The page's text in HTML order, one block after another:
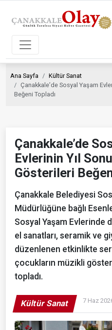
Ana Sayfa
Kültür Sanat
Çanakkale’de Sosyal Yaşam
Beğeni Topladı
Çanakkale’de
Evlerinin Yıl
Gösterileri
Çanakkale Belediyesi
Müdürlüğüne bağlı
Sosyal Yaşam Evlerinde
el sanatları, seramik ve
düzenlenen etkinlikte
çocukların müzikli
topladı.
Kültür Sanat 7 Haz